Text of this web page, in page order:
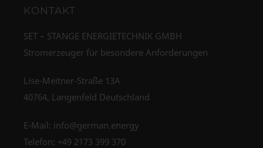
KONTAKT
SET – STANGE ENERGIETECHNIK GMBH
Stromerzeuger für besondere Anforderungen
Lise-Meitner-Straße 13A
40764, Langenfeld Deutschland
E-Mail: info@german.energy
Telefon: +49 2173 399 370